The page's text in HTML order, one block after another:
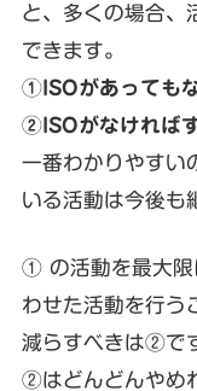
と、多くの場合、
できます。
①ISOがあっても
②ISOがなければ
一番わかりやすい
いる活動は今後も
① の活動を最大限
わせた活動を行う
減らすべきは②で
②はどんどんやめ